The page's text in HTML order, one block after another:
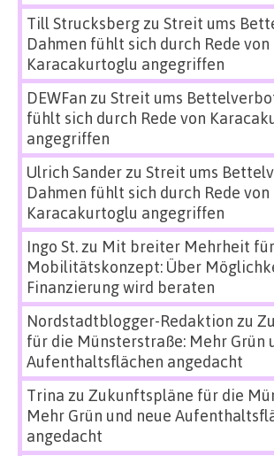
Till Strucksbergzu Streit ums
Dahmen fühlt sich durch Rede von
Karacakurtoglu angegriffen
DEWFan zu Streit ums
fühlt sich durch Rede von
angegriffen
Ulrich Sanderzu Streit ums
Dahmen fühlt sich durch Rede von
Karacakurtoglu angegriffen
Ingo St.zu Mit breiter Mehrheit
Mobilitätskonzept: Über
Finanzierung wird beraten
Nordstadtblogger-Redaktion zu
für die Münsterstraße: Mehr Grün
Aufenthaltsflächen angedacht
Trina zu Zukunftspläne für die
Mehr Grün und neue
angedacht